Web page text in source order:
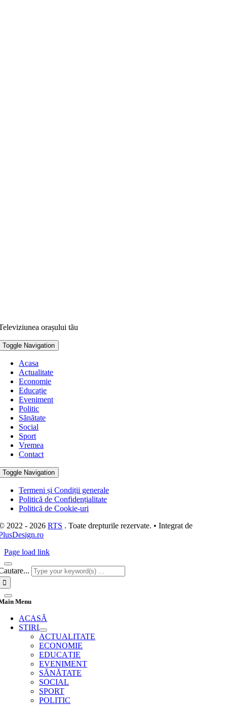
orașului tău
Toggle Navigation
Acasa
Actualitate
Economie
Educație
Eveniment
Politic
Sănătate
Social
Sport
Vremea
Contact
Toggle Navigation
Termeni și Condiții generale
Politică de Confidențialitate
Politică de Cookie-uri
2022 - 2026RTS . Toate drepturile rezervate. • Integrat de
Page load link
Menu
ACASĂ
STIRI
ACTUALITATE
ECONOMIE
EDUCAȚIE
EVENIMENT
SĂNĂTATE
SOCIAL
SPORT
POLITIC